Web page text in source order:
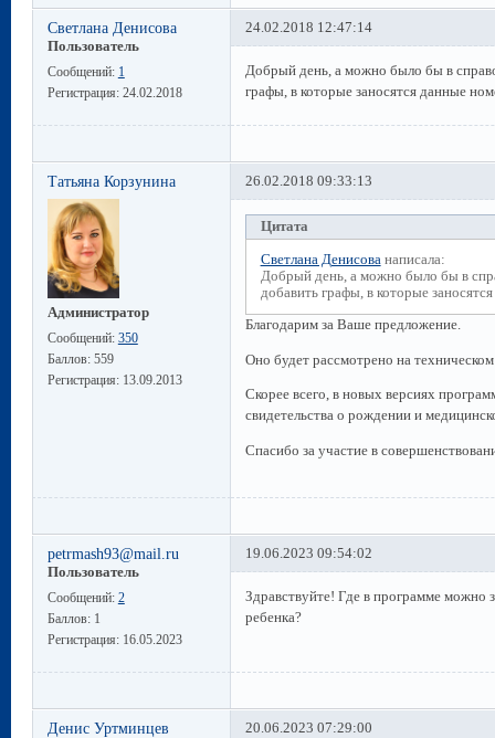
Светлана Денисова
Пользователь
Сообщений: 1
Регистрация: 24.02.2018
24.02.2018 12:47:14
Добрый день, а можно было бы в
графы, в которые заносятся данные
Татьяна Корзунина
Администратор
Сообщений: 350
Баллов: 559
Регистрация: 13.09.2013
26.02.2018 09:33:13
Цитата
Светлана Денисованаписала:
Добрый день, а можно было бы в
добавить графы, в которые
Благодарим за Ваше предложение.
Оно будет рассмотрено на техническом
Скорее всего, в новых версиях
свидетельства о рождении и
Спасибо за участие в
petrmash93@mail.ru
Пользователь
Сообщений: 2
Баллов: 1
Регистрация: 16.05.2023
19.06.2023 09:54:02
Здравствуйте! Где в программе можно
ребенка?
Денис Уртминцев 20.06.2023 07:29:00